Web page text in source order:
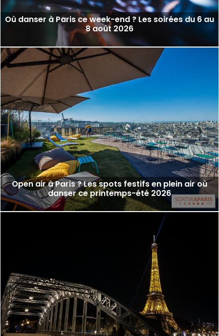
Où danser à Paris ce week-end ? Les soirées du 6 au
8 août 2026
Open air à Paris ? Les spots festifs en plein air où
danser ce printemps-été 2026